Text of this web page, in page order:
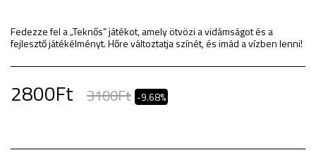
Fedezze fel a „Teknős” játékot, amely ötvözi a vidámságot és a
fejlesztő játékélményt. Hőre változtatja színét, és imád a vízben lenni!
2800Ft 3100Ft -9.68%